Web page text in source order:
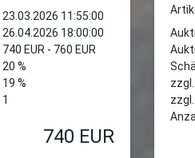
23.03.2026 11:55:00
26.04.2026 18:00:00
740 EUR - 760 EUR
20 %
19 %
1
740 EUR